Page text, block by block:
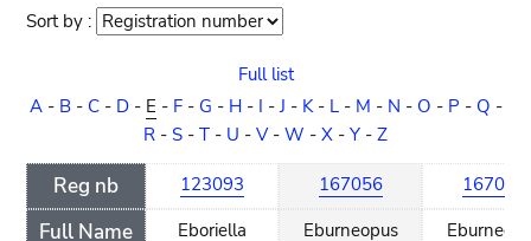
Sort by : Sort
Full list
A- B- C- D- E - F- G - H- I -J - K- L- M - N - O - P - Q -
R - S - T - U - V- W - X - Y - Z
Reg nb
Full Name
123093
Eboriella
167056
Eburneopus
167040